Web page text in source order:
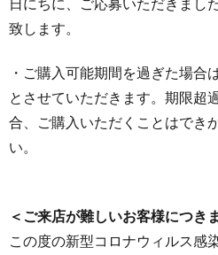
日にちに、ご応募いただきまし
致します。
・ご購入可能期間を過ぎた場合
とさせていただきます。期限超
合、ご購入いただくことはでき
い。
＜ご来店が難しいお客様につき
この度の新型コロナウィルス感